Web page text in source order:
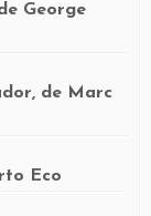
George
de Marc
Eco